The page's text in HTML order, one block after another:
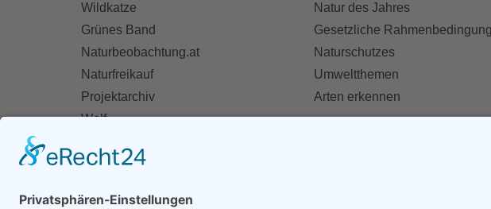
Wildkatze
Grünes Band
Naturbeobachtung.at
Naturfreikauf
Projektarchiv
Wolf
Natur des Jahres
Gesetzliche
Naturschutzes
Umweltthemen
Arten erkennen